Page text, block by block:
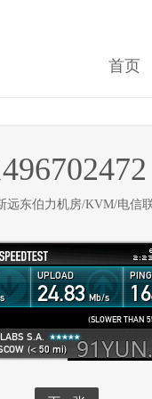
首页
远东伯力机房/KVM/电信